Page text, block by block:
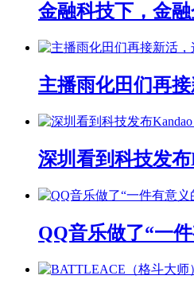
金融科技下，金
主播雨化田们再
深圳看到科技发
QQ音乐做了“一